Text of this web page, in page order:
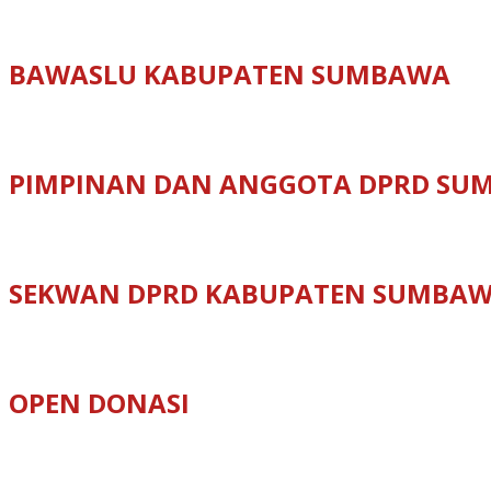
BAWASLU KABUPATEN SUMBAWA
PIMPINAN DAN ANGGOTA DPRD
SEKWAN DPRD KABUPATEN
OPEN DONASI